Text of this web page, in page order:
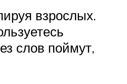
взрослых.
слов поймут,